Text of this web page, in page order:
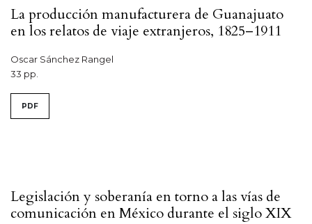
La producción manufacturera de Guanajuato
en los relatos de viaje extranjeros, 1825–1911
Oscar Sánchez Rangel
33 pp.
PDF
Legislación y soberanía en torno a las vías de
comunicación en México durante el siglo XIX